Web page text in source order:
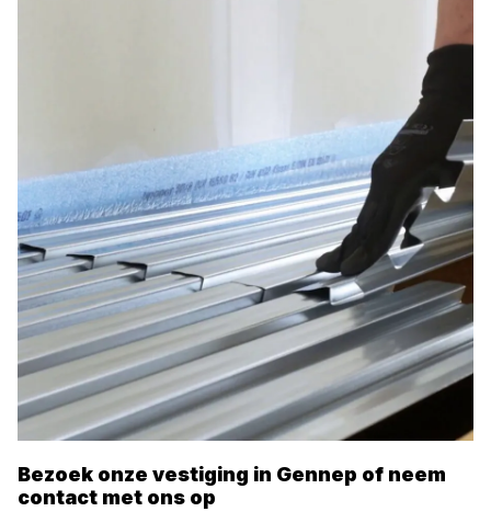
Bezoek onze vestiging in Gennep of neem
contact met ons op